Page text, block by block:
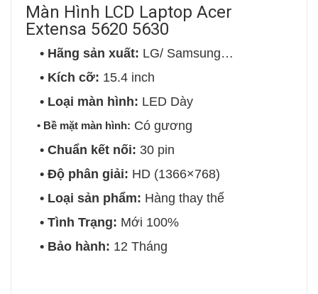
Màn Hình LCD Laptop Acer
Extensa 5620 5630
• Hãng sản xuất: LG/ Samsung…
• Kích cỡ: 15.4 inch
• Loại màn hình: LED Dày
• Bề mặt màn hình: Có gương
• Chuẩn kết nối: 30 pin
• Độ phân giải: HD (1366×768)
• Loại sản phẩm: Hàng thay thế
• Tình Trạng: Mới 100%
• Bảo hành: 12 Tháng